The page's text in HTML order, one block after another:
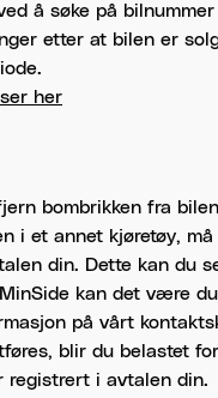
å søke på
etter at bilen er
her
bombrikken fra
i et annet kjøretøy,
din. Dette kan du
kan det være
på vårt
blir du belastet
registrert i avtalen din.